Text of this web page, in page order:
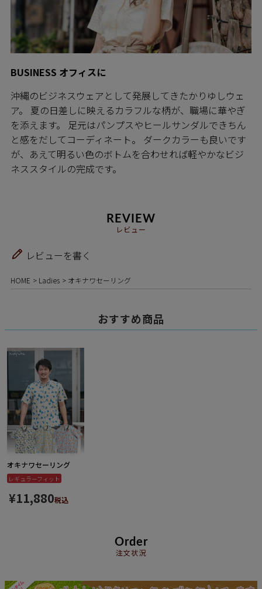
BUSINESS オフィスに
沖縄のビジネスウェアとして発展してきたかりゆしウェ
ア。 夏の日差しに映えるカラフルな柄が、職場に華やぎ
を添えます。 足元はパンプスやヒールサンダルできちん
と感をだしてコーディネート。 ダークカラーも良いです
が、あえて明るい色のボトムを合わせれば軽やかなビジ
ネススタイルの完成です。
REVIEW
レビュー
レビューを書く
HOME Ladies オキナワセーリング
おすすめ商品
オキナワセーリング
レギュラーフィット
¥11,880税込
Order
注文状況